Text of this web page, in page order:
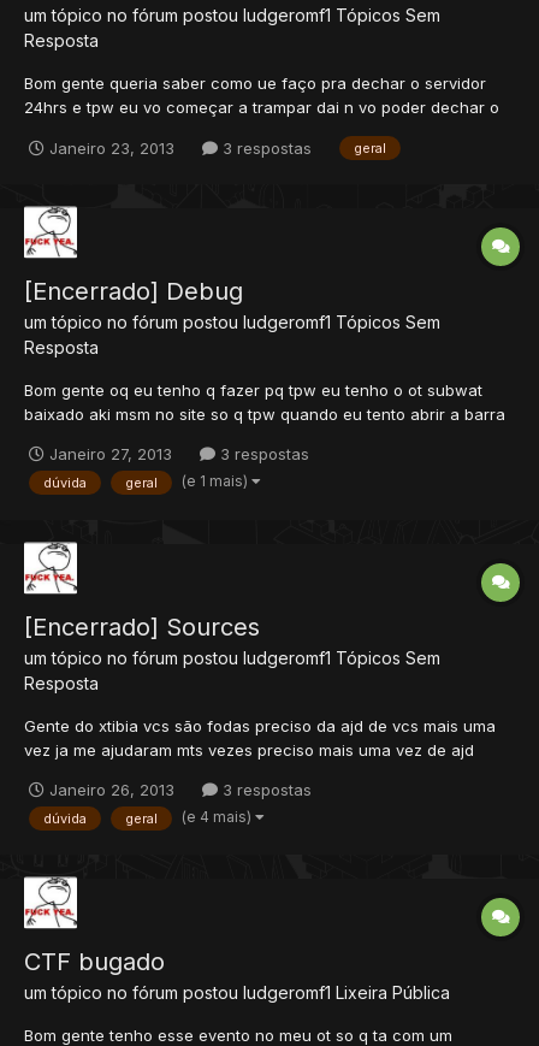
um tópico no fórum postou ludgeromf1 Tópicos Sem
Resposta
Bom gente queria saber como ue faço pra dechar o servidor
24hrs e tpw eu vo começar a trampar dai n vo poder dechar o
faço e pra q server isso hos eu sei q é pra site e tals eu acho q
Janeiro 23, 2013 3 respostas geral
[Encerrado] Debug
um tópico no fórum postou ludgeromf1 Tópicos Sem
Resposta
Bom gente oq eu tenho q fazer pq tpw eu tenho o ot subwat
baixado aki msm no site so q tpw quando eu tento abrir a barra
abrir a bp tomo debug oq eu tenho q fazer?
Janeiro 27, 2013 3 respostas
dúvida geral (e 1 mais)
[Encerrado] Sources
um tópico no fórum postou ludgeromf1 Tópicos Sem
Resposta
Gente do xtibia vcs são fodas preciso da ajd de vcs mais uma
vez ja me ajudaram mts vezes preciso mais uma vez de ajd
sabe q o maximo de lvl q um player em ot pode chegar é 717k
certo n passa desse lvl então como eu faço pra mudar isso
Janeiro 26, 2013 3 respostas
dúvida geral (e 4 mais)
CTF bugado
um tópico no fórum postou ludgeromf1 Lixeira Pública
Bom gente tenho esse evento no meu ot so q ta com um